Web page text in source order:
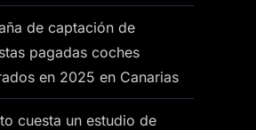
de captación de
pagadas coches
en 2025 en Canarias
cuesta un estudio de